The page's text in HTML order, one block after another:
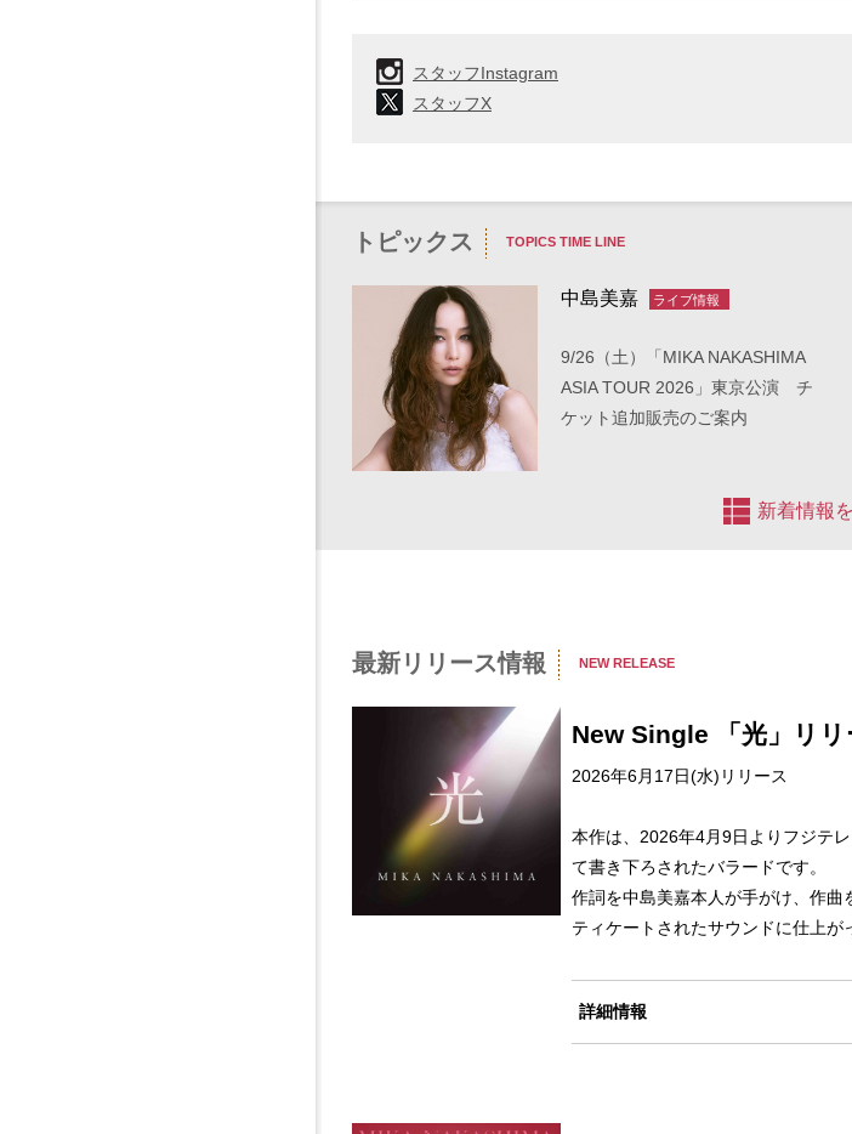
スタッフInstagram
スタッフX
トピックス TOPICS TIME LINE
中島美嘉 ライブ情報
9/26（土）「MIKA NAKASHIMA
ASIA TOUR 2026」東京公演 チ
ケット追加販売のご案内
新着情報
最新リリース情報 NEW RELEASE
New Single 「光」リリ
2026年6月17日(水)リリース
本作は、2026年4月9日よりフジテ
て書き下ろされたバラードです。
作詞を中島美嘉本人が手がけ、作
ティケートされたサウンドに仕上が
詳細情報